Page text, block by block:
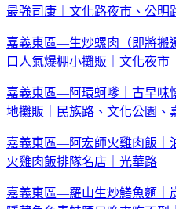
最強司康｜文化路夜市、公明
嘉義東區—生炒螺肉（即將搬
口人氣爆棚小攤販｜文化夜市
嘉義東區—阿環蚵嗲｜古早味
地攤販｜民族路、文化公園、
嘉義東區—阿宏師火雞肉飯｜
火雞肉飯排隊名店｜光華路
嘉義東區—羅山生炒鱔魚麵｜